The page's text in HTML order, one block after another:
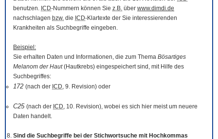
benutzen. ICD-Nummern können Sie z.B. über www.dimdi.de
nachschlagen bzw. die ICD-Klartexte der Sie interessierenden
Krankheiten als Suchbegriffe eingeben.
Beispiel:
Sie erhalten Daten und Informationen, die zum Thema Bösartiges
Melanom der Haut(Hautkrebs) eingespeichert sind, mit Hilfe des
Suchbegriffes:
172 (nach der ICD, 9. Revision) oder
C25 (nach der ICD, 10. Revision), wobei es sich hier meist um neuere
Daten handelt.
Sind die Suchbegriffe bei der Stichwortsuche mit Hochkommas